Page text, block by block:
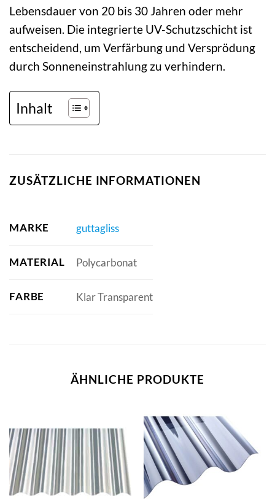
Lebensdauer von 20 bis 30 Jahren oder mehr
aufweisen. Die integrierte UV-Schutzschicht ist
entscheidend, um Verfärbung und Versprödung
durch Sonneneinstrahlung zu verhindern.
Inhalt
ZUSÄTZLICHE INFORMATIONEN
MARKE guttagliss
MATERIAL Polycarbonat
FARBE Klar Transparent
ÄHNLICHE PRODUKTE